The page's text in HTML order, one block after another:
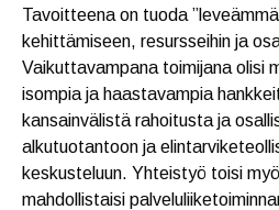
Tavoitteena on tuoda
kehittämiseen, resursseihin ja
Vaikuttavampana toimijana olisi
isompia ja haastavampia
kansainvälistä rahoitusta ja
alkutuotantoon ja
keskusteluun. Yhteistyö toisi
mahdollistaisi